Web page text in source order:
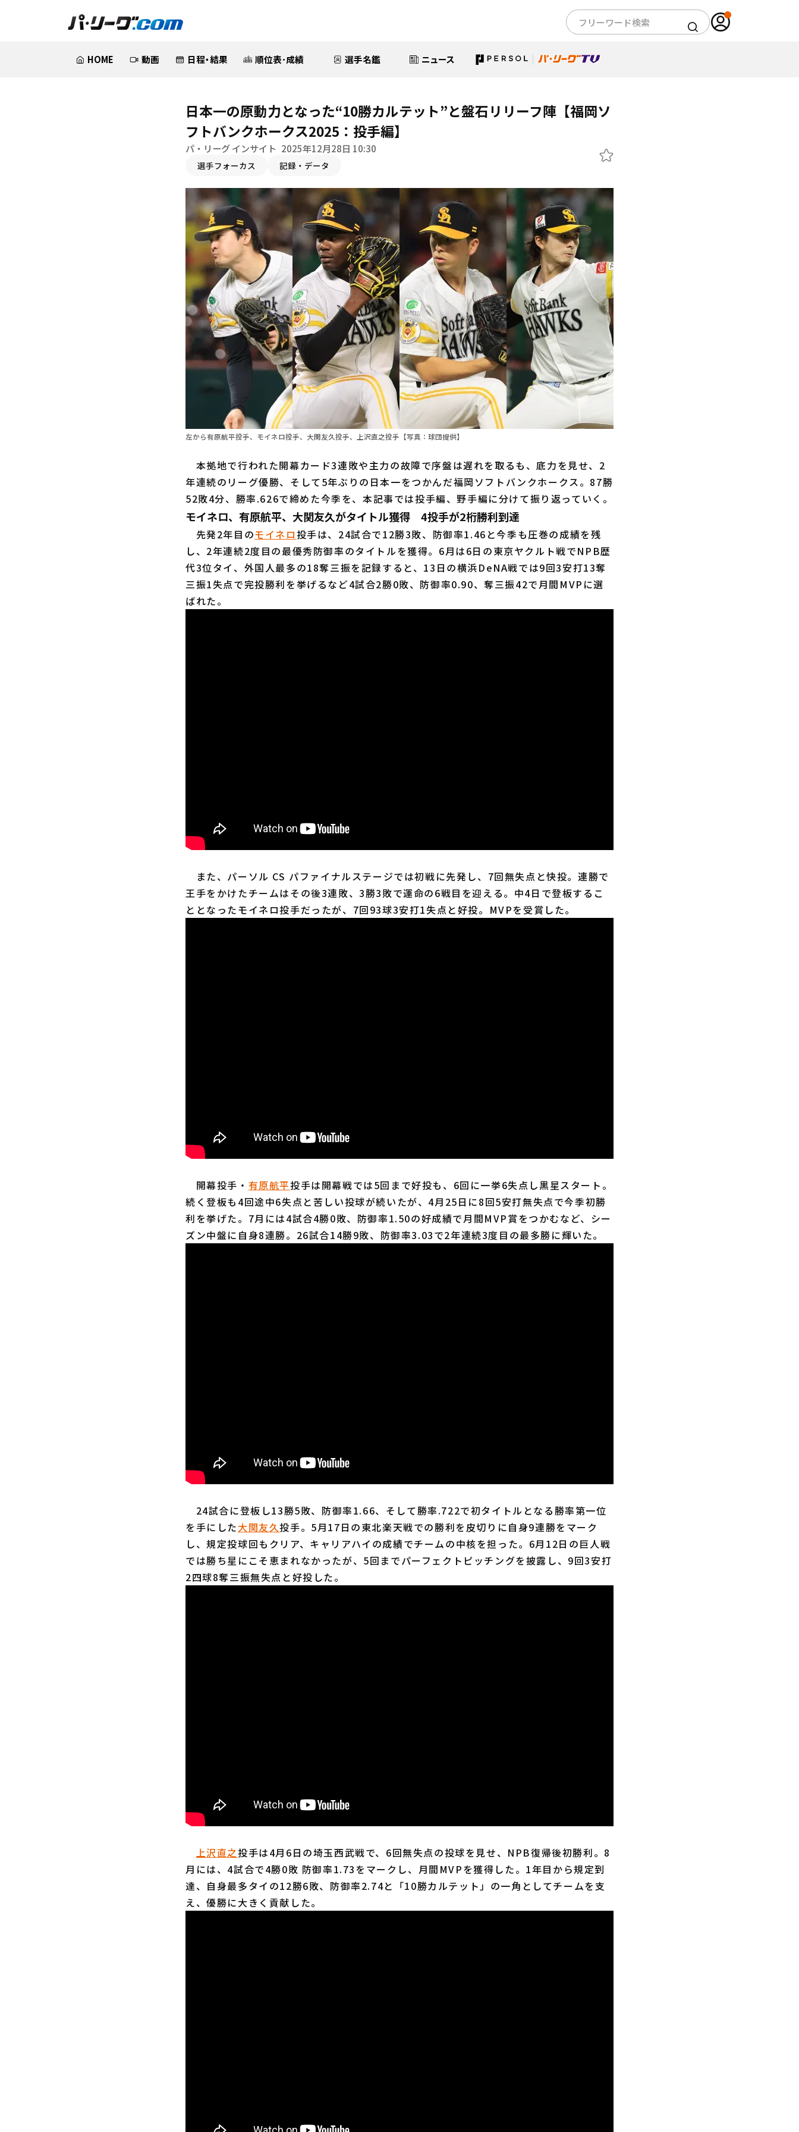
HOME 動画 日程・結果 順位表･成績 選手名鑑 ニュース
日本一の原動力となった“10勝カルテット”と盤石リリーフ陣【福岡ソ
フトバンクホークス2025：投手編】
パ・リーグ インサイト 2025年12月28日 10:30
選手フォーカス 記録・データ
左から有原航平投手、モイネロ投手、大関友久投手、上沢直之投手【写真：球団提供】
本拠地で行われた開幕カード3連敗や主力の故障で序盤は遅れを取るも、底力を見せ、2
年連続のリーグ優勝、そして5年ぶりの日本一をつかんだ福岡ソフトバンクホークス。87勝
52敗4分、勝率.626で締めた今季を、本記事では投手編、野手編に分けて振り返っていく。
モイネロ、有原航平、大関友久がタイトル獲得 4投手が2桁勝利到達
先発2年目のモイネロ投手は、24試合で12勝3敗、防御率1.46と今季も圧巻の成績を残
し、2年連続2度目の最優秀防御率のタイトルを獲得。6月は6日の東京ヤクルト戦でNPB歴
代3位タイ、外国人最多の18奪三振を記録すると、13日の横浜DeNA戦では9回3安打13奪
三振1失点で完投勝利を挙げるなど4試合2勝0敗、防御率0.90、奪三振42で月間MVPに選
ばれた。
また、パーソル CS パファイナルステージでは初戦に先発し、7回無失点と快投。連勝で
王手をかけたチームはその後3連敗、3勝3敗で運命の6戦目を迎える。中4日で登板するこ
ととなったモイネロ投手だったが、7回93球3安打1失点と好投。MVPを受賞した。
開幕投手・ 有原航平投手は開幕戦では5回まで好投も、6回に一挙6失点し黒星スタート。
続く登板も4回途中6失点と苦しい投球が続いたが、4月25日に8回5安打無失点で今季初勝
利を挙げた。7月には4試合4勝0敗、防御率1.50の好成績で月間MVP賞をつかむなど、シー
ズン中盤に自身8連勝。26試合14勝9敗、防御率3.03で2年連続3度目の最多勝に輝いた。
24試合に登板し13勝5敗、防御率1.66、そして勝率.722で初タイトルとなる勝率第一位
を手にした大関友久投手。5月17日の東北楽天戦での勝利を皮切りに自身9連勝をマーク
し、規定投球回もクリア、キャリアハイの成績でチームの中核を担った。6月12日の巨人戦
では勝ち星にこそ恵まれなかったが、5回までパーフェクトピッチングを披露し、9回3安打
2四球8奪三振無失点と好投した。
上沢直之投手は4月6日の埼玉西武戦で、6回無失点の投球を見せ、NPB復帰後初勝利。8
月には、4試合で4勝0敗 防御率1.73をマークし、月間MVPを獲得した。1年目から規定到
達、自身最多タイの12勝6敗、防御率2.74と「10勝カルテット」の一角としてチームを支
え、優勝に大きく貢献した。